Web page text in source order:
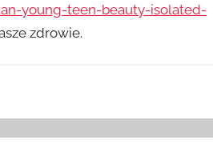
young-teen-beauty-isolated-
zdrowie.